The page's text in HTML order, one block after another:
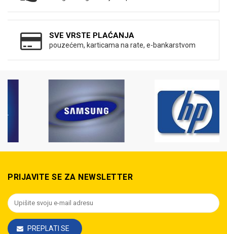
SVE VRSTE PLAĆANJA
pouzećem, karticama na rate, e-bankarstvom
PRIJAVITE SE ZA NEWSLETTER
PREPLATI SE